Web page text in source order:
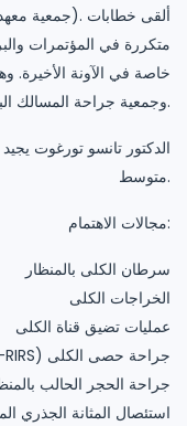
متكررة في المؤتمرات
خاصة في الآونة الأخيرة.
وجمعية جراحة المسالك البولية وجمعية المسالك البولية الأوروبية.
الدكتور تانسو تورغوت يجيد
متوسط.
مجالات الاهتمام:
سرطان الكلى بالمنظار
الخراجات الكلى
عمليات تضيق قناة الكلى
هولميوم ليزر مغلق (عن طريق الجلد / مرنة-RIRS) جراحة حصى الكلى
جراحة الحجر الحالب
استئصال المثانة الجذري